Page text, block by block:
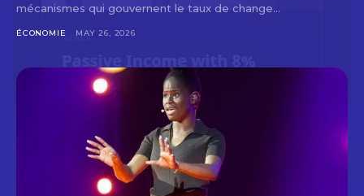
mécanismes qui gouvernent le taux de change...
ÉCONOMIE MAY 26, 2026